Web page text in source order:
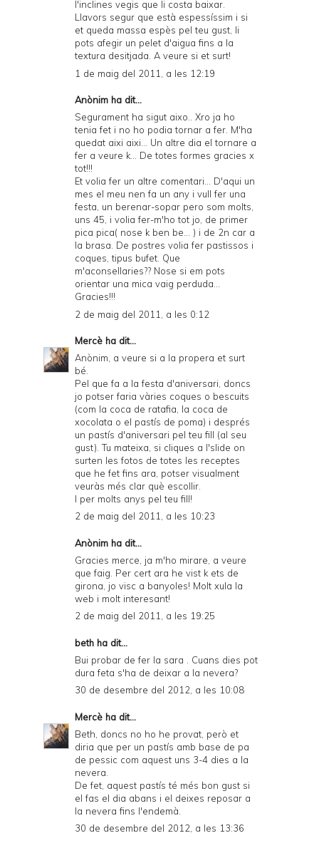
l'inclines vegis que li costa baixar.
Llavors segur que està espessíssim i si
et queda massa espès pel teu gust, li
pots afegir un pelet d'aigua fins a la
textura desitjada. A veure si et surt!
1 de maig del 2011, a les 12:19
Anònim ha dit...
Segurament ha sigut aixo.. Xro ja ho
tenia fet i no ho podia tornar a fer. M'ha
quedat aixi aixi... Un altre dia el tornare a
fer a veure k... De totes formes gracies x
tot!!!
Et volia fer un altre comentari... D'aqui un
mes el meu nen fa un any i vull fer una
festa, un berenar-sopar pero som molts,
uns 45, i volia fer-m'ho tot jo, de primer
pica pica( nose k ben be... ) i de 2n car a
la brasa. De postres volia fer pastissos i
coques, tipus bufet. Que
m'aconsellaries?? Nose si em pots
orientar una mica vaig perduda...
Gracies!!!
2 de maig del 2011, a les 0:12
Mercè ha dit...
Anònim, a veure si a la propera et surt
bé.
Pel que fa a la festa d'aniversari, doncs
jo potser faria vàries coques o bescuits
(com la coca de ratafia, la coca de
xocolata o el pastís de poma) i després
un pastís d'aniversari pel teu fill (al seu
gust). Tu mateixa, si cliques a l'slide on
surten les fotos de totes les receptes
que he fet fins ara, potser visualment
veuràs més clar què escollir.
I per molts anys pel teu fill!
2 de maig del 2011, a les 10:23
Anònim ha dit...
Gracies merce, ja m'ho mirare, a veure
que faig. Per cert ara he vist k ets de
girona, jo visc a banyoles! Molt xula la
web i molt interesant!
2 de maig del 2011, a les 19:25
beth ha dit...
Bui probar de fer la sara . Cuans dies pot
dura feta s'ha de deixar a la nevera?
30 de desembre del 2012, a les 10:08
Mercè ha dit...
Beth, doncs no ho he provat, però et
diria que per un pastís amb base de pa
de pessic com aquest uns 3-4 dies a la
nevera.
De fet, aquest pastís té més bon gust si
el fas el dia abans i el deixes reposar a
la nevera fins l'endemà.
30 de desembre del 2012, a les 13:36